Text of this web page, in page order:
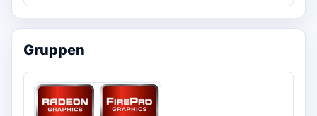
Gruppen